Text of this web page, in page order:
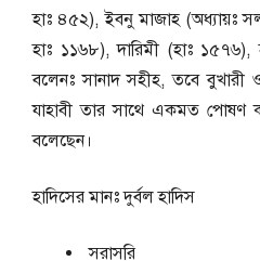
হাঃ ৪৫২), ইবনু মাজাহ (অধ্যায়ঃ
হাঃ ১১৬৮), দারিমী (হাঃ
বলেনঃ সানাদ সহীহ, তবে বুখারী
যাহাবী তার সাথে একমত পোষণ
বলেছেন।
হাদিসের মানঃদুর্বল হাদিস
সরাসরি